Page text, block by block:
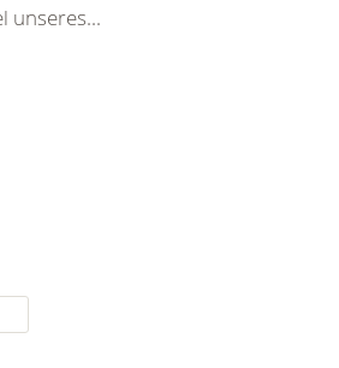
unseres...